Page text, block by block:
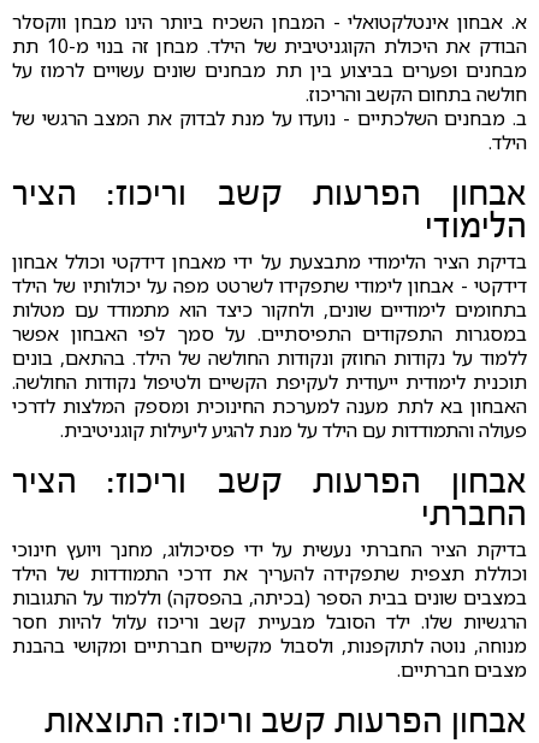
א. אבחון אינטלקטואלי - המבחן השכיח ביותר הינו מבחן ווקסלר
הבודק את היכולת הקוגניטיבית של הילד. מבחן זה בנוי מ-10 תת
מבחנים ופערים בביצוע בין תת מבחנים שונים עשויים לרמוז על
חולשה בתחום הקשב והריכוז.
ב. מבחנים השלכתיים - נועדו על מנת לבדוק את המצב הרגשי של
הילד.
אבחון הפרעות קשב וריכוז: הציר
הלימודי
בדיקת הציר הלימודי מתבצעת על ידי מאבחן דידקטי וכולל אבחון
דידקטי - אבחון לימודי שתפקידו לשרטט מפה על יכולותיו של הילד
בתחומים לימודיים שונים, ולחקור כיצד הוא מתמודד עם מטלות
במסגרות התפקודים התפיסתיים. על סמך לפי האבחון אפשר
ללמוד על נקודות החוזק ונקודות החולשה של הילד. בהתאם, בונים
תוכנית לימודית ייעודית לעקיפת הקשיים ולטיפול נקודות החולשה.
האבחון בא לתת מענה למערכת החינוכית ומספק המלצות לדרכי
פעולה והתמודדות עם הילד על מנת להגיע ליעילות קוגניטיבית.
אבחון הפרעות קשב וריכוז: הציר
החברתי
בדיקת הציר החברתי נעשית על ידי פסיכולוג, מחנך ויועץ חינוכי
וכוללת תצפית שתפקידה להעריך את דרכי התמודדות של הילד
במצבים שונים בבית הספר (בכיתה, בהפסקה) וללמוד על התגובות
הרגשיות שלו. ילד הסובל מבעיית קשב וריכוז עלול להיות חסר
מנוחה, נוטה לתוקפנות, ולסבול מקשיים חברתיים ומקושי בהבנת
מצבים חברתיים.
אבחון הפרעות קשב וריכוז: התוצאות